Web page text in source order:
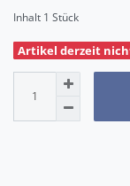
Inhalt 1 Stück
Artikel derzeit